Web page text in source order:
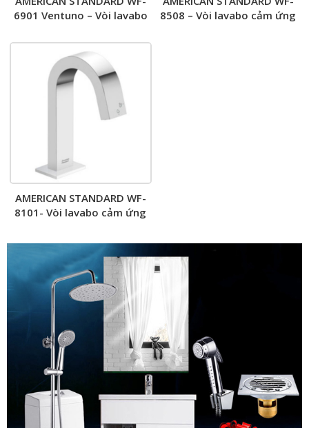
6901 Ventuno – Vòi lavabo
8508 – Vòi lavabo cảm ứng
AMERICAN STANDARD WF-
8101- Vòi lavabo cảm ứng
phòng